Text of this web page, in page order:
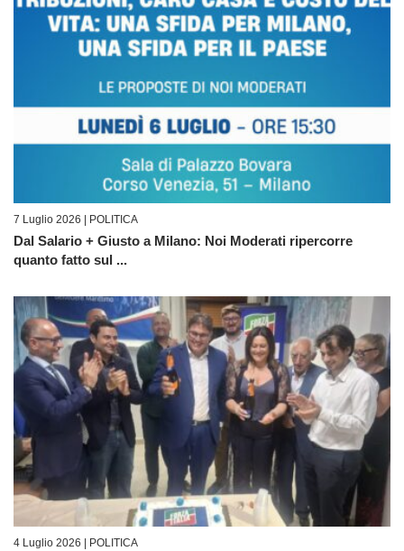
7 Luglio 2026 | POLITICA
Dal Salario + Giusto a Milano: Noi Moderati ripercorre
quanto fatto sul ...
4 Luglio 2026 | POLITICA